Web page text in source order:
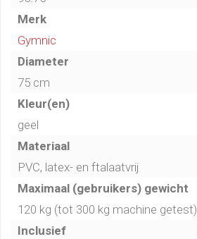
Merk
Gymnic
Diameter
75 cm
Kleur(en)
geel
Materiaal
PVC, latex- en ftalaatvrij
Maximaal (gebruikers) gewicht
120 kg (tot 300 kg machine getest)
Inclusief